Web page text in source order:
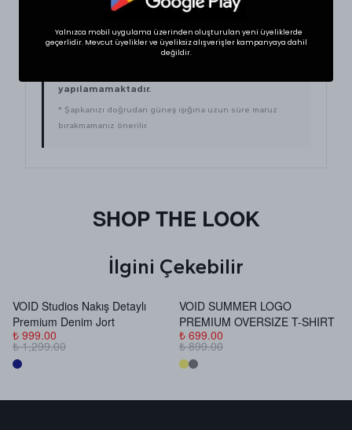
İADE VE DEĞIŞIM KOŞULLARI
Hijyen koşulları gereği şapka, aksesuar ve kişisel
yapılamamaktadır.
* Şapkanızı doğrudan güneş ışığına uzun süre maruz
bırakmamanız önerilir.
SHOP THE LOOK
İlgini Çekebilir
VOID Studios Nakış Detaylı
Premium Denim Jort
₺ 999.00
₺ 1,299.00
VOID SUMMER LOGO
PREMIUM OVERSIZE T-SHIRT
₺ 699.00
₺ 899.00
Yalnızca mobil uygulama üzerinden oluşturulan yeni üyeliklerde
geçerlidir. Mevcut üyelikler ve üyeliksiz alışverişler kampanyaya dahil
değildir.